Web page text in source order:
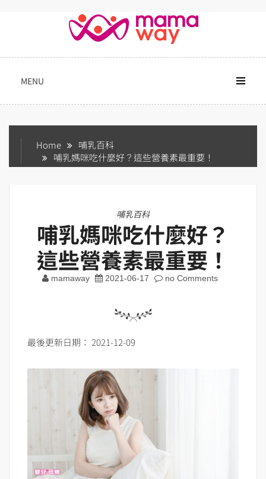
MENU
Home
哺乳百科
哺乳媽咪吃什麼好？這些營養素最重要！
哺乳百科
哺乳媽咪吃什麼好？
這些營養素最重要！
mamaway 2021-06-17 no Comments
最後更新日期： 2021-12-09